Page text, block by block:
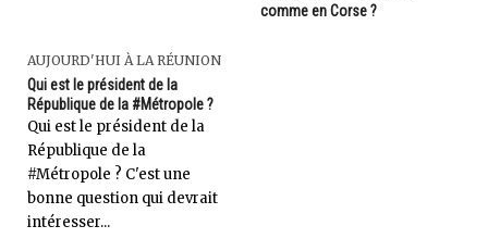
comme en Corse ?
AUJOURD'HUI À LA RÉUNION
Qui est le président de la
République de la #Métropole ?
Qui est le président de la
République de la
#Métropole ? C'est une
bonne question qui devrait
intéresser...